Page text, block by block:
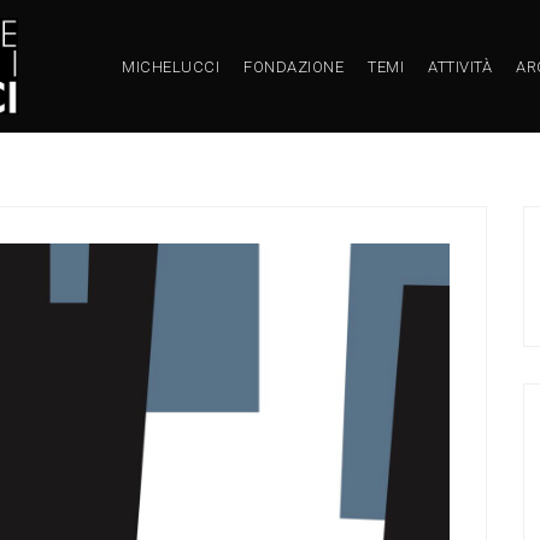
MICHELUCCI FONDAZIONE TEMI ATTIVITÀ